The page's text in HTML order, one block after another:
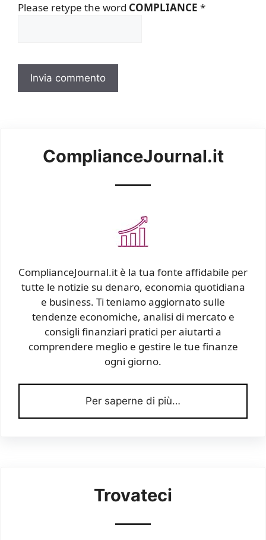
Please retype the word COMPLIANCE *
ComplianceJournal.it
ComplianceJournal.it è la tua fonte affidabile per
tutte le notizie su denaro, economia quotidiana
e business. Ti teniamo aggiornato sulle
tendenze economiche, analisi di mercato e
consigli finanziari pratici per aiutarti a
comprendere meglio e gestire le tue finanze
ogni giorno.
Per saperne di più…
Trovateci